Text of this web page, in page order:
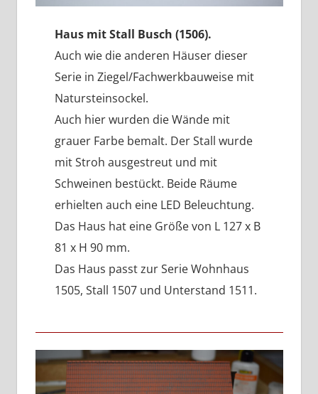
Haus mit Stall Busch (1506).
Auch wie die anderen Häuser dieser
Serie in Ziegel/Fachwerkbauweise mit
Natursteinsockel.
Auch hier wurden die Wände mit
grauer Farbe bemalt. Der Stall wurde
mit Stroh ausgestreut und mit
Schweinen bestückt. Beide Räume
erhielten auch eine LED Beleuchtung.
Das Haus hat eine Größe von L 127 x B
81 x H 90 mm.
Das Haus passt zur Serie Wohnhaus
1505, Stall 1507 und Unterstand 1511.